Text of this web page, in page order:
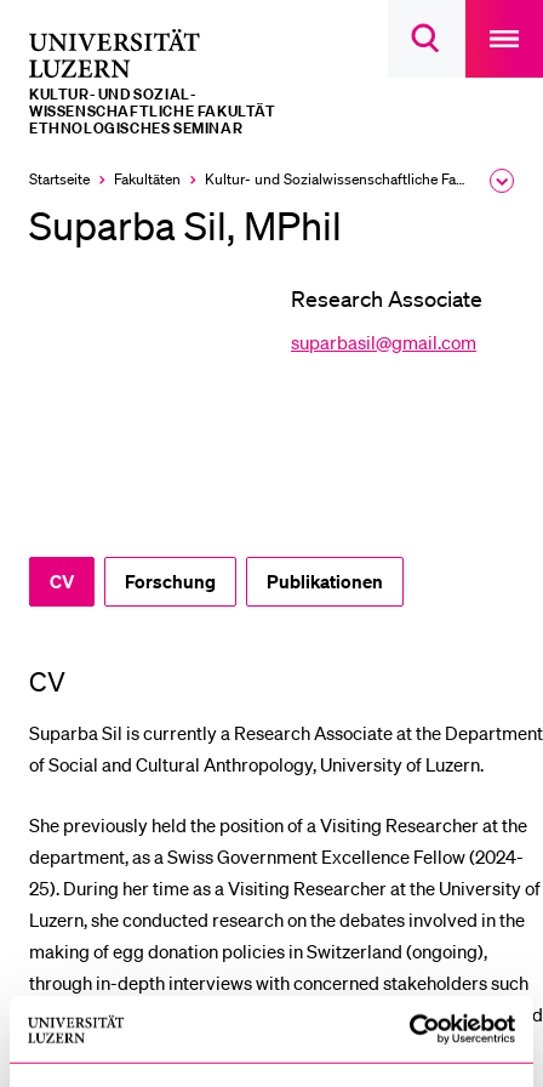
Suchdialog
main
KULTUR- UND SOZIAL­­­
WISSENSCHAFTLICHE FAKULTÄT
ETHNOLOGISCHES SEMINAR
Startseite Fakultäten Kultur- und Sozial­­wissenschaftliche Fakultät
Suparba Sil, MPhil
Research Associate
suparbasil@gmail.com
CV Forschung Publikationen
CV
Suparba Sil is currently a Research Associate at the Department
of Social and Cultural Anthropology, University of Luzern.
She previously held the position of a Visiting Researcher at the
department, as a Swiss Government Excellence Fellow (2024-
25). During her time as a Visiting Researcher at the University of
Luzern, she conducted research on the debates involved in the
making of egg donation policies in Switzerland (ongoing),
through in-depth interviews with concerned stakeholders such
as policymakers, fertility experts, civil society organizations and
representatives of various political parties in Switzerland.
LETZTE SUCHEN
Sie haben noch keine Suche getätigt.
Schulklassen und Lehrpersonen
Studien­interessierte
BELIEBTE INHALTE
Sportangebot
Anmeldung und Zulassung